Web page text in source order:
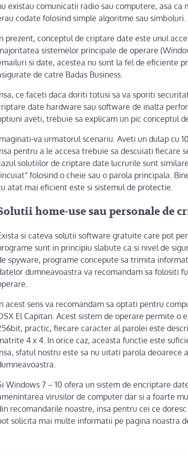
existau comunicatii radio sau computere, asa
codate folosind simple algoritme sau simboluri.
prezent, conceptul de criptare date este unul
sistemelor principale de operare
si date, acestea nu sunt la fel de eficiente
de catre Badas Business.
ce faceti daca doriti totusi sa va sporiti
date hardware sau software de inalta
aveti, trebuie sa explicam un pic conceptul
va urmatorul scenariu. Aveti un dulap cu
pentru a le accesa trebuie sa descuiati fiecare
solutiilor de criptare date lucrurile sunt
folosind o cheie sau o parola principala.
atat mai eficient este si sistemul de protectie.
home-use sau personale de
si cateva solutii software gratuite care pot
sunt in principiu slabute ca si nivel de
spyware, programe concepute sa trimita
dumneavoastra va recomandam sa folositi
acest sens va recomandam sa optati pentru
El Capitan. Acest sistem de operare permite
practic, fiecare caracter al parolei este
4 x 4. In orice caz, aceasta functie este
sfatul nostru este sa nu uitati parola
Windows 7 – 10 ofera un sistem de encriptare
virusilor de computer dar si a foarte
recomandarile noastre, insa pentru cei ce
solicita mai multe informatii pe pagina noastra